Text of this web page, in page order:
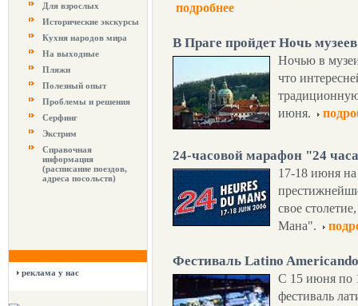
Для взрослых
Исторические экскурсы
Кухня народов мира
На выходные
Пляжи
Полезный опыт
Проблемы и решения
Серфинг
Экстрим
Справочная
информация
(расписание поездов,
адреса посольств)
реклама у нас
подробнее
В Праге пройдет Ночь музеев
Ночью в
что
июня.
24-часовой марафон "24
17-18 июня на
свое
Мана".
Фестиваль Latino
С 15 июня по
фестиваль